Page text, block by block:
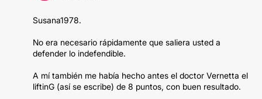
Susana1978.
No era necesario rápidamente que saliera usted a
defender lo indefendible.
A mí también me había hecho antes el doctor Vernetta el
liftinG (así se escribe) de 8 puntos, con buen resultado.